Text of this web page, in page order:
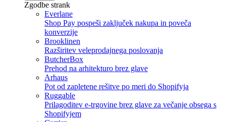
Zgodbe strank
Everlane
Shop Pay pospeši zaključek nakupa in poveča
konverzije
Brooklinen
Razširitev veleprodajnega poslovanja
ButcherBox
Prehod na arhitekturo brez glave
Arhaus
Pot od zapletene rešitve po meri do Shopifyja
Ruggable
Prilagoditev e-trgovine brez glave za večanje obsega s
Shopifyjem